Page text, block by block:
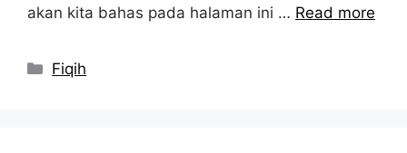
akan kita bahas pada halaman ini … Read more
Kategori
Fiqih